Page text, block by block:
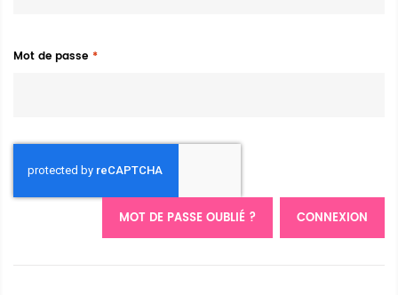
Mot de passe
CONNEXION
MOT DE PASSE OUBLIÉ ?